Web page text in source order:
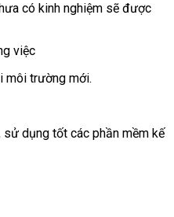
có kinh nghiệm sẽ được
việc
môi trường mới.
sử dụng tốt các phần mềm kế